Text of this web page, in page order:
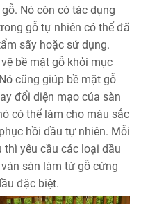
Nó còn có tác dụng
gỗ tự nhiên có thể đã
sấy hoặc sử dụng.
bề mặt gỗ khỏi mục
cũng giúp bề mặt gỗ
đổi diện mạo của sàn
có thể làm cho màu sắc
hồi dầu tự nhiên. Mỗi
thì yêu cầu các loại dầu
sàn làm từ gỗ cứng
đặc biệt.